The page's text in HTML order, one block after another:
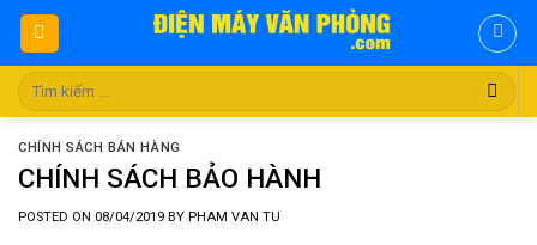
Skip
content
Tìm
kiếm:
CHÍNH SÁCH BÁN HÀNG
CHÍNH SÁCH BẢO HÀNH
POSTED ON 08/04/2019 BY PHAM VAN TU